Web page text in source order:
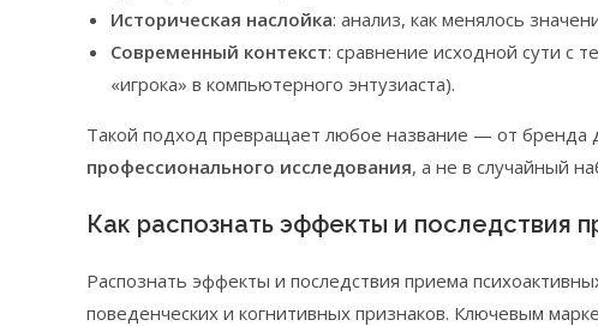
Историческая наслойка: анализ, как менялось
Современный контекст: сравнение исходной сути с
«игрока» в компьютерного энтузиаста).
Такой подход превращает любое название — от бренда
профессионального исследования, а не в случайный
Как распознать эффекты и последствия
Распознать эффекты и последствия приема
поведенческих и когнитивных признаков. Ключевым